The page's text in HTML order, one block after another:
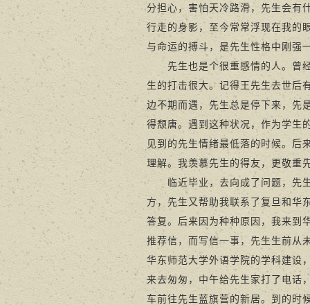
分担心，害怕天冷路滑，先生会有
行走的身影，至今常常浮现在我的
与命运的搏斗，是先生性格中刚强
先生也是个很重感情的人。曾经
生的打击很大。记得王先生去世后
边不期而遇，先生总是停下来，先
得颓唐。遇到这种状况，作为学生
见到的先生情绪最低落的时候。后
理解。我羡慕先生的得友，更敬重
临近毕业，去向成了问题，先生
方，先生又帮助我联系了复旦和华
答复。后来因为种种原因，我来到
推荐信，而写信一事，先生生前从
华东师范大学外语学院的学科建设
来去匆匆，中午给先生家打了电话
车前往先生蓝旗营的新居。到的时